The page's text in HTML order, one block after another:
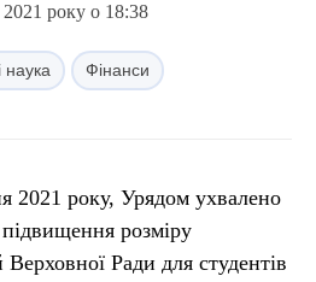
2021 року о 18:38
наука Фінанси
2021 року, Урядом ухвалено
розміру
Верховної Ради для студентів